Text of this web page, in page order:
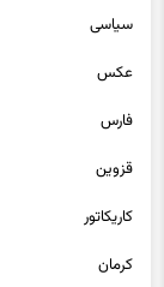
سلامت
سیاسی
عکس
فارس
قزوین
کاریکاتور